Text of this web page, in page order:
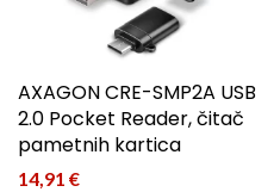
AXAGON CRE-SMP2A USB
2.0 Pocket Reader, čitač
pametnih kartica
14,91 €